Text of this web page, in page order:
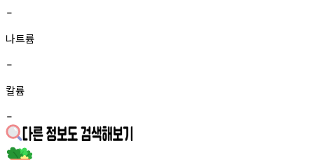
-
나트륨
-
칼륨
-